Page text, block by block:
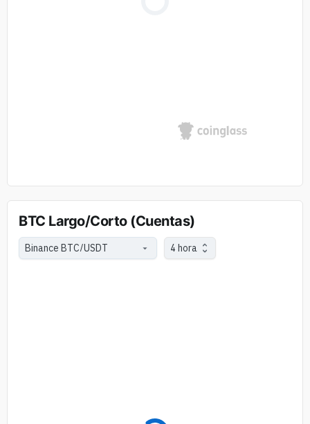
BTC Largo/Corto (Cuentas)
4 hora